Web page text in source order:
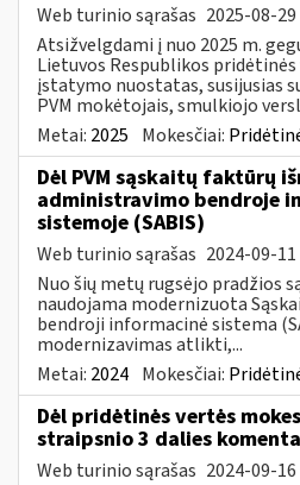
Web turinio sąrašas 2025-08-29
Atsižvelgdami į nuo 2025 m.
Lietuvos Respublikos
įstatymo nuostatas, susijusias
PVM mokėtojais, smulkiojo
Metai: 2025 Mokesčiai:
Dėl PVM sąskaitų faktūrų
administravimo bendroje
sistemoje (SABIS)
Web turinio sąrašas 2024-09-11
Nuo šių metų rugsėjo pradžios
naudojama modernizuota
bendroji informacinė sistema
modernizavimas atlikti,...
Metai: 2024 Mokesčiai:
Dėl pridėtinės vertės
straipsnio 3 dalies
Web turinio sąrašas 2024-09-16